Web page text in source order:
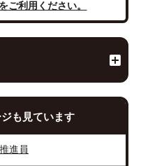
ご利用ください。
も見ています
進員